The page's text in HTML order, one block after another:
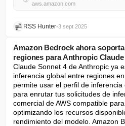
aws.amazon.com
RSS Hunter•3 sept 2025
Amazon Bedrock ahora
regiones para Anthropic
Claude Sonnet 4 de Anthropic ya
inferencia global entre regiones
permite usar el perfil de
para enrutar tus solicitudes de
comercial de AWS compatible
optimizando los recursos
rendimiento del modelo. Amazon